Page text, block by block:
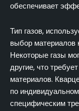
обеспечивает
Тип газов,
выбор материалов
Некоторые газы
другие, что
материалов.
по
специфическим